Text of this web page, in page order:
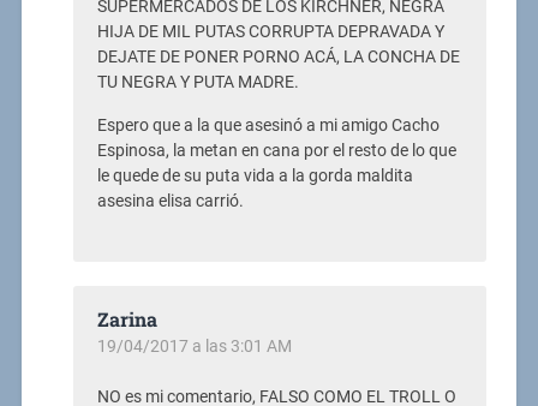
SUPERMERCADOS DE LOS KIRCHNER, NEGRA
HIJA DE MIL PUTAS CORRUPTA DEPRAVADA Y
DEJATE DE PONER PORNO ACÁ, LA CONCHA DE
TU NEGRA Y PUTA MADRE.
Espero que a la que asesinó a mi amigo Cacho
Espinosa, la metan en cana por el resto de lo que
le quede de su puta vida a la gorda maldita
asesina elisa carrió.
Zarina
19/04/2017 a las 3:01 AM
NO es mi comentario, FALSO COMO EL TROLL O